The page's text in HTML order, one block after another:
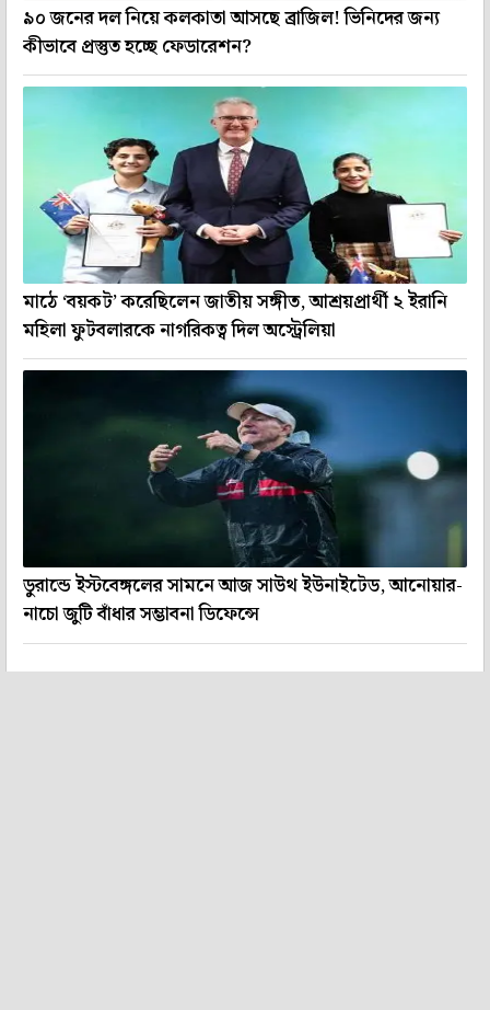
৯০ জনের দল নিয়ে কলকাতা আসছে ব্রাজিল! ভিনিদের জন্য
কীভাবে প্রস্তুত হচ্ছে ফেডারেশন?
মাঠে ‘বয়কট’ করেছিলেন জাতীয় সঙ্গীত, আশ্রয়প্রার্থী ২ ইরানি
মহিলা ফুটবলারকে নাগরিকত্ব দিল অস্ট্রেলিয়া
ডুরান্ডে ইস্টবেঙ্গলের সামনে আজ সাউথ ইউনাইটেড, আনোয়ার-
নাচো জুটি বাঁধার সম্ভাবনা ডিফেন্সে